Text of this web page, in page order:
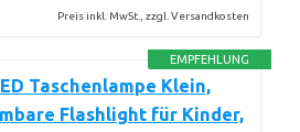
Preis inkl. MwSt., zzgl. Versandkosten
EMPFEHLUNG
Taschenlampe Klein,
Flashlight für Kinder,